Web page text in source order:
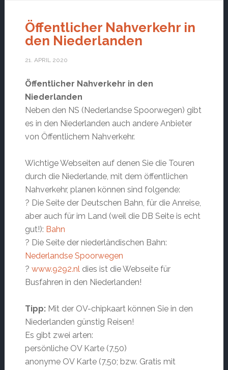
Öffentlicher Nahverkehr in
den Niederlanden
21. APRIL 2020
Öffentlicher Nahverkehr in den
Niederlanden
Neben den NS (Nederlandse Spoorwegen) gibt
es in den Niederlanden auch andere Anbieter
von Öffentlichem Nahverkehr.
Wichtige Webseiten auf denen Sie die Touren
durch die Niederlande, mit dem öffentlichen
Nahverkehr, planen können sind folgende:
? Die Seite der Deutschen Bahn, für die Anreise,
aber auch für im Land (weil die DB Seite is echt
gut!): Bahn
? Die Seite der niederländischen Bahn:
Nederlandse Spoorwegen
? www.9292.nldies ist die Webseite für
Busfahren in den Niederlanden!
Tipp: Mit der OV-chipkaart können Sie in den
Niederlanden günstig Reisen!
Es gibt zwei arten:
persönliche OV Karte (7,50)
anonyme OV Karte (7,50; bzw. Gratis mit